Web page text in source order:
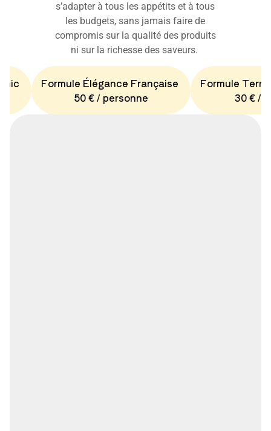
s’adapter à tous les appétits et à tous
les budgets, sans jamais faire de
compromis sur la qualité des produits
ni sur la richesse des saveurs.
Formule Élégance Française
50 € / personne
Formule
30 € /